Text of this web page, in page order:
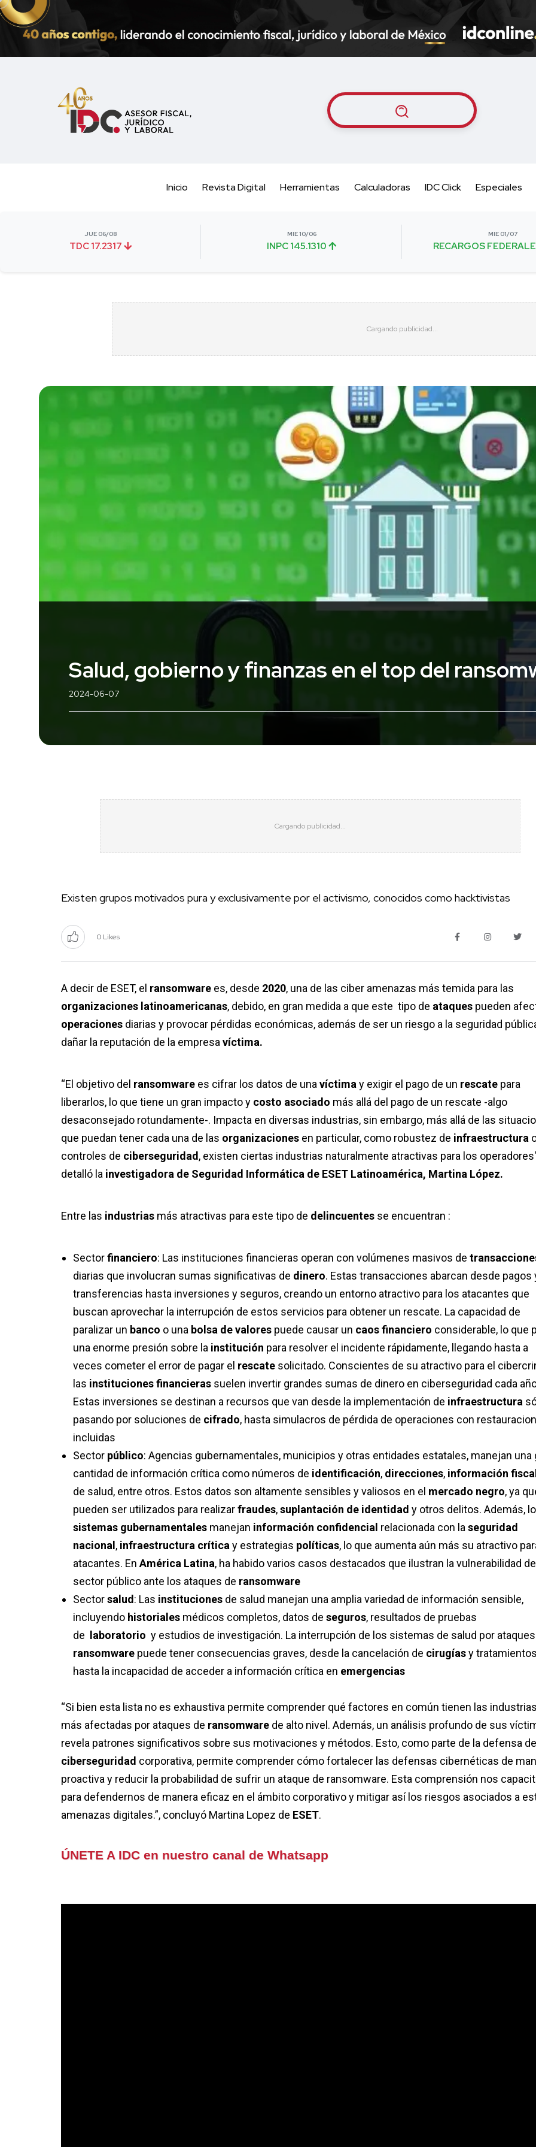
Inicio Revista Digital Herramientas Calculadoras IDC Click Especiales
JUE 06/08
TDC 17.2317
MIE 10/06
INPC 145.1310
MIE 01/07
RECARGOS
Salud, gobierno y finanzas en el top del
2024-06-07
Existen grupos motivados pura y exclusivamente por el activismo, conocidos como hacktivistas
0 Likes
A decir de ESET, el ransomware es, desde 2020, una de las ciber amenazas más temida para las
organizaciones latinoamericanas, debido, en gran medida a que este tipo de ataques pueden
operaciones diarias y provocar pérdidas económicas, además de ser un riesgo a la seguridad
dañar la reputación de la empresavíctima.
“El objetivo del ransomware es cifrar los datos de unavíctimay exigir el pago de un rescate para
liberarlos, lo que tiene un gran impacto y costo asociado más allá del pago de un rescate -algo
desaconsejado rotundamente-. Impacta en diversas industrias, sin embargo, más allá de las
que puedan tener cada una de las organizaciones en particular, como robustez de infraestructura
controles de ciberseguridad, existen ciertas industrias naturalmente atractivas para los
detalló la investigadora de Seguridad Informática de ESET Latinoamérica, Martina López.
Entre las industrias más atractivas para este tipo de delincuentes se encuentran :
Sectorfinanciero: Las instituciones financieras operan con volúmenes masivos de
diarias que involucran sumas significativas de dinero. Estas transacciones abarcan desde pagos
transferencias hasta inversiones y seguros, creando un entorno atractivo para los atacantes que
buscan aprovechar la interrupción de estos servicios para obtener un rescate. La capacidad de
paralizar un banco o una bolsa de valores puede causar un caos financiero considerable, lo que
una enorme presión sobre la institución para resolver el incidente rápidamente, llegando hasta a
veces cometer el error de pagar el rescate solicitado. Conscientes de su atractivo para el
las instituciones financieras suelen invertir grandes sumas de dinero en ciberseguridad cada
Estas inversiones se destinan a recursos que van desde la implementación de infraestructura
pasando por soluciones de cifrado, hasta simulacros de pérdida de operaciones con
incluidas
Sector público: Agencias gubernamentales, municipios y otras entidades estatales, manejan una
cantidad de información crítica como números de identificación, direcciones, información
de salud, entre otros. Estos datos son altamente sensibles y valiosos en el mercado negro, ya
pueden ser utilizados para realizarfraudes,suplantación de identidad y otros delitos. Además,
sistemas gubernamentales manejan información confidencial relacionada con laseguridad
nacional , infraestructura críticay estrategias políticas, lo que aumenta aún más su atractivo
atacantes. EnAmérica Latina, ha habido varios casos destacados que ilustran la vulnerabilidad
sector público ante los ataques de ransomware
Sectorsalud: Las instituciones de salud manejan una amplia variedad de información sensible,
incluyendo historiales médicos completos, datos de seguros, resultados de pruebas
de
laboratorio y estudios de investigación. La interrupción de los sistemas de salud por
ransomware puede tener consecuencias graves, desde la cancelación de cirugíasy
hasta la incapacidad de acceder a información crítica en emergencias
“Si bien esta lista no es exhaustiva permite comprender qué factores en común tienen las
más afectadas por ataques de ransomware de alto nivel. Además, un análisis profundo de sus
revela patrones significativos sobre sus motivaciones y métodos. Esto, como parte de la defensa
ciberseguridad corporativa, permite comprender cómo fortalecer las defensas cibernéticas de
proactiva y reducir la probabilidad de sufrir un ataque de ransomware. Esta comprensión nos
para defendernos de manera eficaz en el ámbito corporativo y mitigar así los riesgos asociados a
amenazas digitales.”, concluyó Martina Lopez de ESET.
ÚNETE A IDC en nuestro canal de Whatsapp